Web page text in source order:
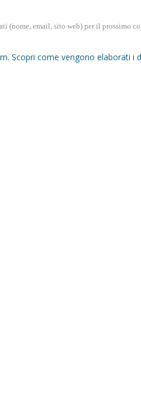
(nome, email, sito web) per il prossimo
Scopri come vengono elaborati i